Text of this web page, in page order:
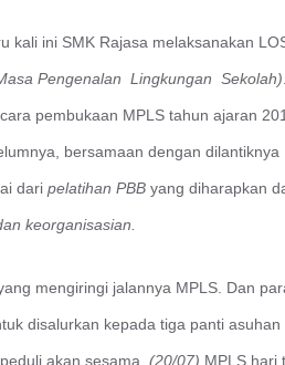
kali ini SMK Rajasa melaksanakan
Pengenalan Lingkungan Sekolah)
pembukaan MPLS tahun ajaran
bersamaan dengan dilantiknya
dari pelatihan PBB yang diharapkan
keorganisasian.
mengiringi jalannya MPLS. Dan
disalurkan kepada tiga panti asuhan
akan sesama. (20/07) MPLS hari